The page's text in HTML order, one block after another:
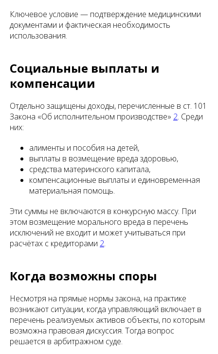
Ключевое условие — подтверждение медицинскими
документами и фактическая необходимость
использования.
Социальные выплаты и
компенсации
Отдельно защищены доходы, перечисленные в ст. 101
Закона «Об исполнительном производстве» 2. Среди
них:
алименты и пособия на детей,
выплаты в возмещение вреда здоровью,
средства материнского капитала,
компенсационные выплаты и единовременная
материальная помощь.
Эти суммы не включаются в конкурсную массу. При
этом возмещение морального вреда в перечень
исключений не входит и может учитываться при
расчётах с кредиторами 2.
Когда возможны споры
Несмотря на прямые нормы закона, на практике
возникают ситуации, когда управляющий включает в
перечень реализуемых активов объекты, по которым
возможна правовая дискуссия. Тогда вопрос
решается в арбитражном суде.